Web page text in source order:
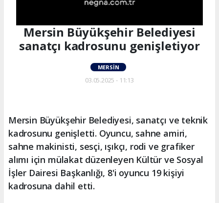
Mersin Büyükşehir Belediyesi
sanatçı kadrosunu genişletiyor
MERSIN
03.05.2025 - 11:13
Mersin Büyükşehir Belediyesi, sanatçı ve teknik
kadrosunu genişletti. Oyuncu, sahne amiri,
sahne makinisti, sesçi, ışıkçı, rodi ve grafiker
alımı için mülakat düzenleyen Kültür ve Sosyal
İşler Dairesi Başkanlığı, 8'i oyuncu 19 kişiyi
kadrosuna dahil etti.